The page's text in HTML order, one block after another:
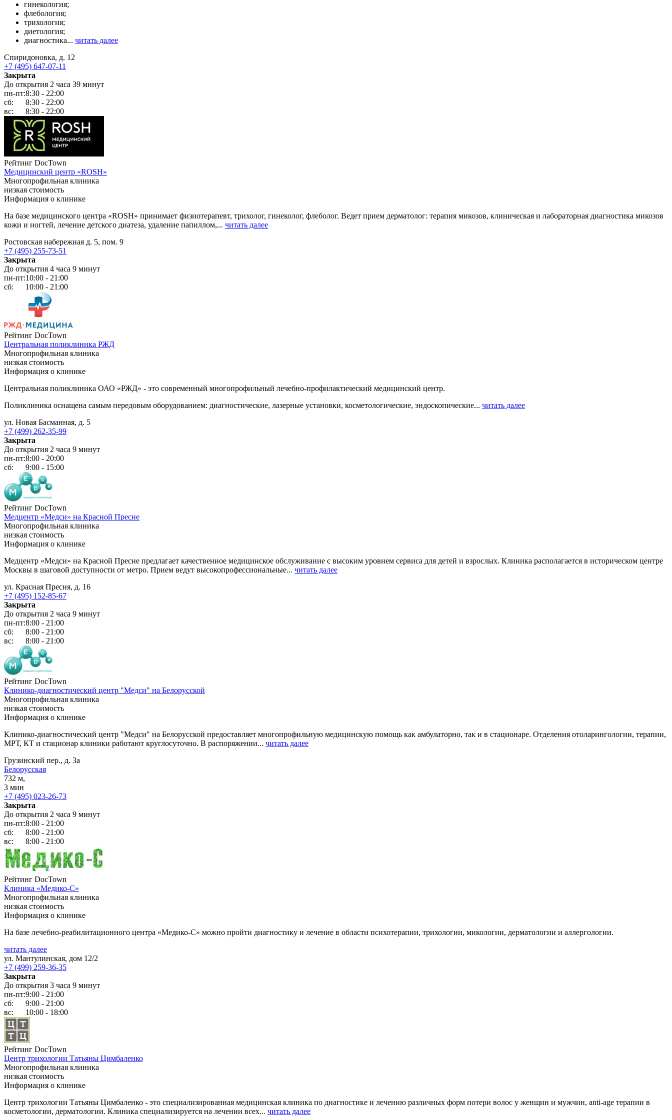
гинекология;
флебология;
трихология;
диетология;
диагностика... читать далее
Спиридоновка, д. 12
+7 (495) 647-07-11
Закрыта
До открытия 2 часа 39 минут
пн-пт:8:30 - 22:00
сб:
8:30 - 22:00
вс:
8:30 - 22:00
Рейтинг DocTown
Медицинский центр «ROSH»
Многопрофильная клиника
низкая стоимость
Информация о клинике
На базе медицинского центра «ROSH» принимает физиотерапевт, трихолог, гинеколог, флеболог. Ведет прием дерматолог: терапия микозов, клиническая и лабораторная диагностика микозов
кожи и ногтей, лечение детского диатеза, удаление папиллом,... читать далее
Ростовская набережная д. 5, пом. 9
+7 (495) 255-73-51
Закрыта
До открытия 4 часа 9 минут
пн-пт:10:00 - 21:00
сб:
10:00 - 21:00
Рейтинг DocTown
Центральная поликлиника РЖД
Многопрофильная клиника
низкая стоимость
Информация о клинике
Центральная поликлиника ОАО «РЖД» - это современный многопрофильный лечебно-профилактический медицинский центр.
Поликлиника оснащена самым передовым оборудованием: диагностические, лазерные установки, косметологические, эндоскопические... читать далее
ул. Новая Басманная, д. 5
+7 (499) 262-35-99
Закрыта
До открытия 2 часа 9 минут
пн-пт:8:00 - 20:00
сб:
9:00 - 15:00
Рейтинг DocTown
Медцентр «Медси» на Красной Пресне
Многопрофильная клиника
низкая стоимость
Информация о клинике
Медцентр «Медси» на Красной Пресне предлагает качественное медицинское обслуживание с высоким уровнем сервиса для детей и взрослых. Клиника располагается в историческом центре
Москвы в шаговой доступности от метро. Прием ведут высокопрофессиональные... читать далее
ул. Красная Пресня, д. 16
+7 (495) 152-85-67
Закрыта
До открытия 2 часа 9 минут
пн-пт:8:00 - 21:00
сб:
8:00 - 21:00
вс:
8:00 - 21:00
Рейтинг DocTown
Клинико-диагностический центр "Медси" на Белорусской
Многопрофильная клиника
низкая стоимость
Информация о клинике
Клинико-диагностический центр "Медси" на Белорусской предоставляет многопрофильную медицинскую помощь как амбулаторно, так и в стационаре. Отделения отоларингологии, терапии,
МРТ, КТ и стационар клиники работают круглосуточно. В распоряжении... читать далее
Грузинский пер., д. 3а
Белорусская
732 м,
3 мин
+7 (495) 023-26-73
Закрыта
До открытия 2 часа 9 минут
пн-пт:8:00 - 21:00
сб:
8:00 - 21:00
вс:
8:00 - 21:00
Рейтинг DocTown
Клиника «Медико-С»
Многопрофильная клиника
низкая стоимость
Информация о клинике
На базе лечебно-реабилитационного центра «Медико-С» можно пройти диагностику и лечение в области психотерапии, трихологии, микологии, дерматологии и аллергологии.
читать далее
ул. Мантулинская, дом 12/2
+7 (499) 259-36-35
Закрыта
До открытия 3 часа 9 минут
пн-пт:9:00 - 21:00
сб:
9:00 - 21:00
вс:
10:00 - 18:00
Рейтинг DocTown
Центр трихологии Татьяны Цимбаленко
Многопрофильная клиника
низкая стоимость
Информация о клинике
Центр трихологии Татьяны Цимбаленко - это специализированная медицинская клиника по диагностике и лечению различных форм потери волос у женщин и мужчин, anti-age терапии в
косметологии, дерматологии. Клиника специализируется на лечении всех... читать далее